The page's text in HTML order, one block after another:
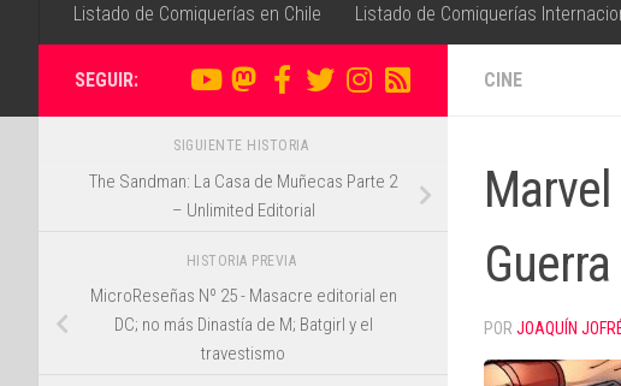
Listado de Comiquerías en Chile Listado de Comiquerías
CINE
Guerra
POR JOAQUÍN
SEGUIR:
SIGUIENTE HISTORIA
The Sandman: La Casa de Muñecas Parte 2
– Unlimited Editorial
HISTORIA PREVIA
MicroReseñas Nº 25 - Masacre editorial en
DC; no más Dinastía de M; Batgirl y el
travestismo